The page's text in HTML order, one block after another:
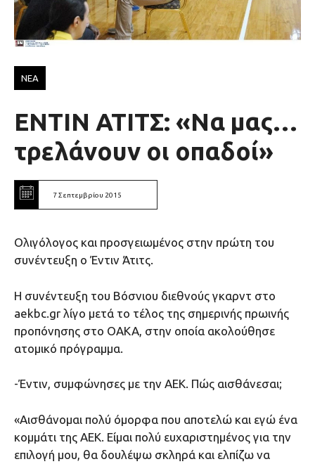
ΝΕΑ
ΕΝΤΙΝ ΑΤΙΤΣ: «Να μας…
τρελάνουν οι οπαδοί»
7 Σεπτεμβρίου 2015
Oλιγόλογος και προσγειωμένος στην πρώτη του
συνέντευξη ο Έντιν Άτιτς.
Η συνέντευξη του Βόσνιου διεθνούς γκαρντ στο
aekbc.gr λίγο μετά το τέλος της σημερινής πρωινής
προπόνησης στο ΟΑΚΑ, στην οποία ακολούθησε
ατομικό πρόγραμμα.
-Έντιν, συμφώνησες με την ΑΕΚ. Πώς αισθάνεσαι;
«Αισθάνομαι πολύ όμορφα που αποτελώ και εγώ ένα
κομμάτι της ΑΕΚ. Είμαι πολύ ευχαριστημένος για την
επιλογή μου, θα δουλέψω σκληρά και ελπίζω να